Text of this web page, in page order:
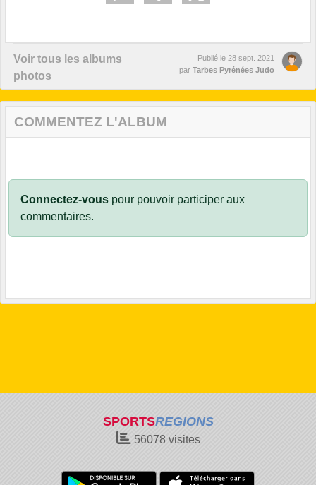
Voir tous les albums
photos
Publié le 28 sept. 2021
par Tarbes Pyrénées Judo
COMMENTEZ L'ALBUM
Connectez-vous pour pouvoir participer aux
commentaires.
SPORTSREGIONS
56078visites